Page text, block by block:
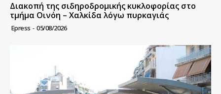
Διακοπή της σιδηροδρομικής κυκλοφορίας στο
τμήμα Οινόη – Χαλκίδα λόγω πυρκαγιάς
Epress - 05/08/2026